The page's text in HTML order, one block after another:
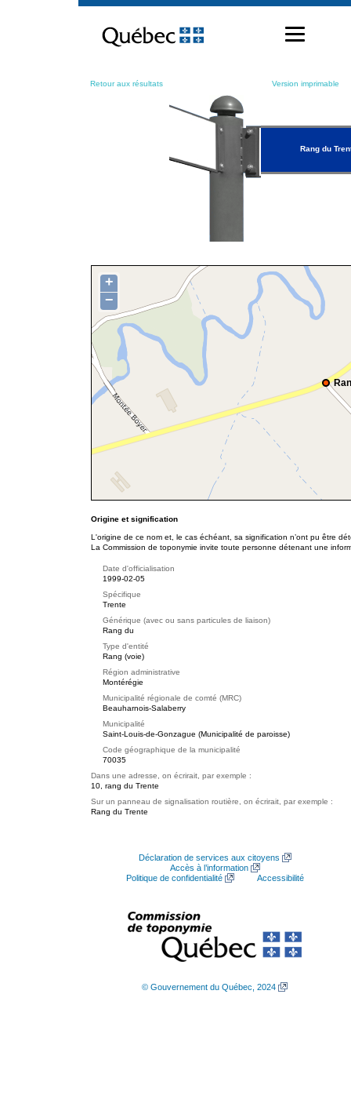
contenu
Retour aux résultats Version imprimable
Rang du
+
−
Origine et signification
L'origine de ce nom et, le cas échéant, sa signification n’ont pu être
La Commission de toponymie invite toute personne détenant une
Date d'officialisation
1999-02-05
Spécifique
Trente
Générique (avec ou sans particules de liaison)
Rang du
Type d'entité
Rang (voie)
Région administrative
Montérégie
Municipalité régionale de comté (MRC)
Beauharnois-Salaberry
Municipalité
Saint-Louis-de-Gonzague (Municipalité de paroisse)
Code géographique de la municipalité
70035
Dans une adresse, on écrirait, par exemple :
10, rang du Trente
Sur un panneau de signalisation routière, on écrirait, par exemple :
Rang du Trente
Déclaration de services aux citoyens
Accès à l’information
Politique de confidentialité
Accessibilité
© Gouvernement du Québec, 2024